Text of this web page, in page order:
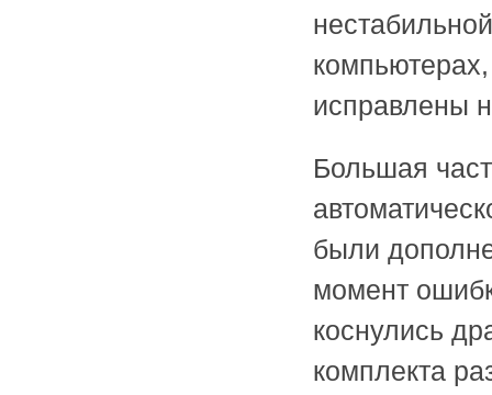
исправлены
Большая
были
момент
коснулись
комплекта